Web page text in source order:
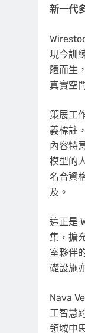
新一代
現今訓
體而生
真實空
策展工
義標註
內容特
模型的
名合資
及。
這正是
集，擴
室夥伴
礎設施
Nava
工智慧
領域中